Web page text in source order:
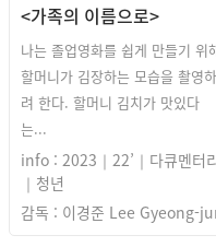
<가족의 이름으로>
나는 졸업영화를 쉽게 만들기 위
할머니가 김장하는 모습을 촬영하
려 한다. 할머니 김치가 맛있다
는...
info : 2023｜22’｜다큐멘터
｜청년
감독 : 이경준 Lee Gyeong-